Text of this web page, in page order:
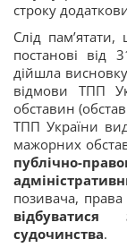
строку
Слід
постанові від
дійшла
відмови ТПП
обставин
ТПП України
мажорних
публічно-
позивача,
судочинства.